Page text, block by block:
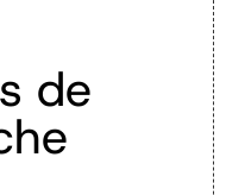
de